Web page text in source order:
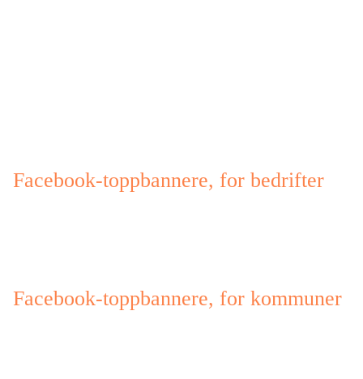
Facebook-toppbannere, for bedrifter
Facebook-toppbannere, for kommuner